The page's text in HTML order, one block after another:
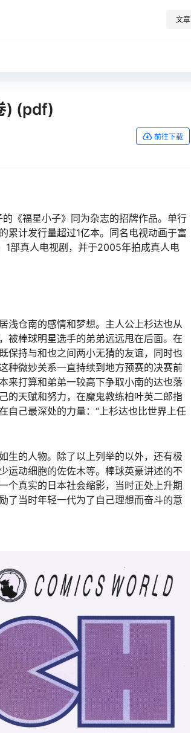
文章
) (pdf)
前往下载
《福星小子》同为杂志的招牌作品。单行
累计发行量超过1亿本。同名电视动画于富
1部真人电视剧，并于2005年拍成真人电
浅仓南的感情和梦想。主人公上杉达也从
被棒球明星选手的弟弟远远甩在后面。在
保持与和也之间两小无猜的友谊，同时也
种微妙关系一直持续到地方预赛的决赛前
来打算和弟弟一较高下争取小南的达也落
的天赋和努力，在魔鬼教练柏叶英二郎指
自己最深处的力量：“上杉达也比世界上任
生的人物。除了以上列举的以外，还有极
运动细胞的佐佐木等。棒球英豪讲述的不
个真实的日本社会缩影，当时正处上升期
了当时年轻一代为了自己理想而奋斗的意